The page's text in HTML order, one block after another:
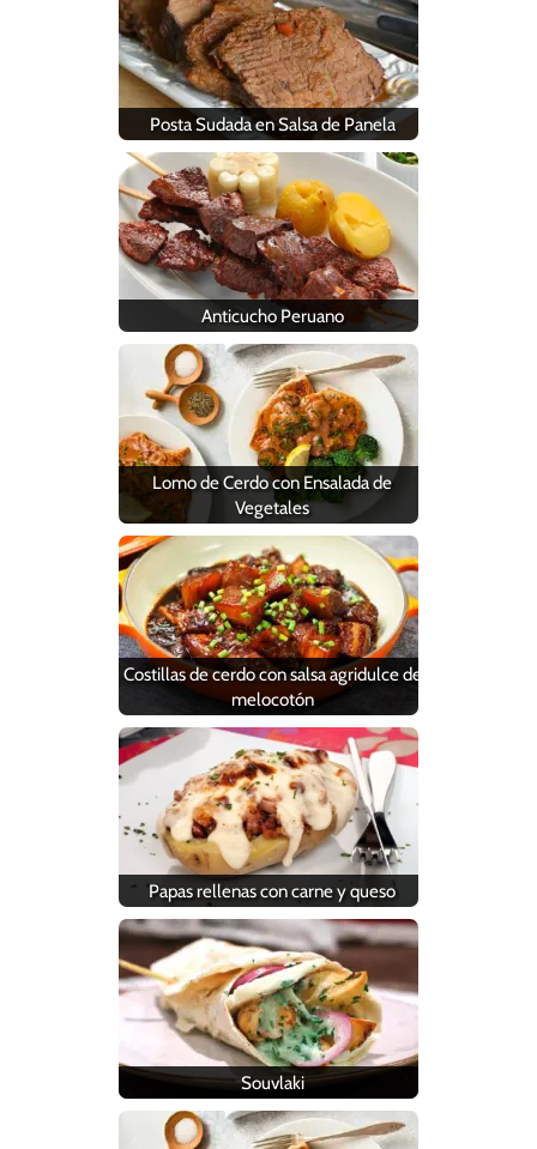
Posta Sudada en Salsa de Panela
Anticucho Peruano
Lomo de Cerdo con Ensalada de
Vegetales
Costillas de cerdo con salsa agridulce de
melocotón
Papas rellenas con carne y queso
Souvlaki